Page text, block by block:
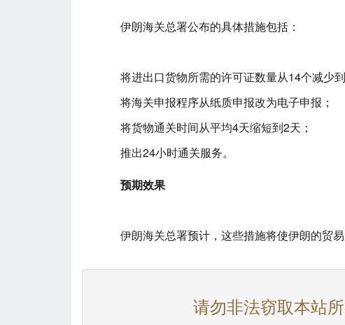
伊朗海关总署公布的具体措施包括：
将进出口货物所需的许可证数量从14个减少到
将海关申报程序从纸质申报改为电子申报；
将货物通关时间从平均4天缩短到2天；
推出24小时通关服务。
预期效果
伊朗海关总署预计，这些措施将使伊朗的贸
请勿非法窃取本站